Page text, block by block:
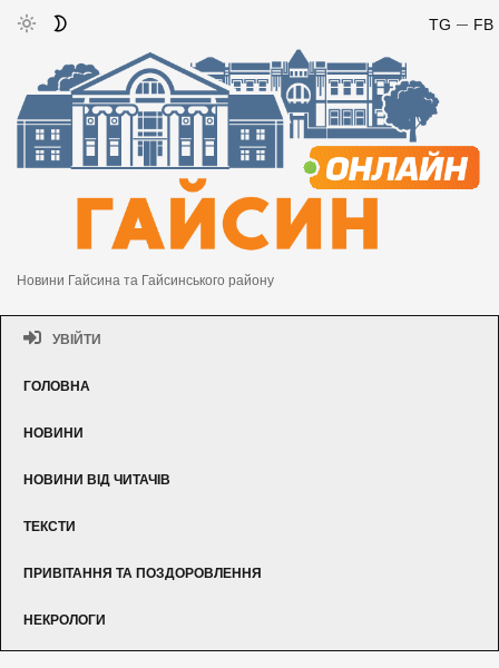
FB
TG
Новини Гайсина та Гайсинського району
УВІЙТИ
ГОЛОВНА
НОВИНИ
НОВИНИ ВІД ЧИТАЧІВ
ТЕКСТИ
ПРИВІТАННЯ ТА ПОЗДОРОВЛЕННЯ
НЕКРОЛОГИ